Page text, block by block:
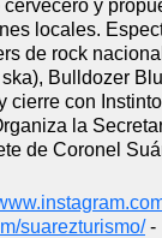
y
locales.
de rock
Bulldozer
cierre con
la
de Coronel
suarezturismo/